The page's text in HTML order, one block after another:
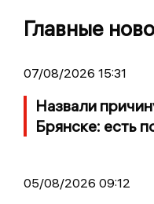
Главные
07/08/2026 15:31
Назвали
Брянске: есть
05/08/2026 09:12